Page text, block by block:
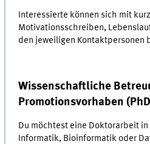
Interessierte können sich mit
Motivationsschreiben,
den jeweiligen Kontaktpersonen
Wissenschaftliche
Promotionsvorhaben
Du möchtest eine Doktorarbeit
Informatik, Bioinformatik oder